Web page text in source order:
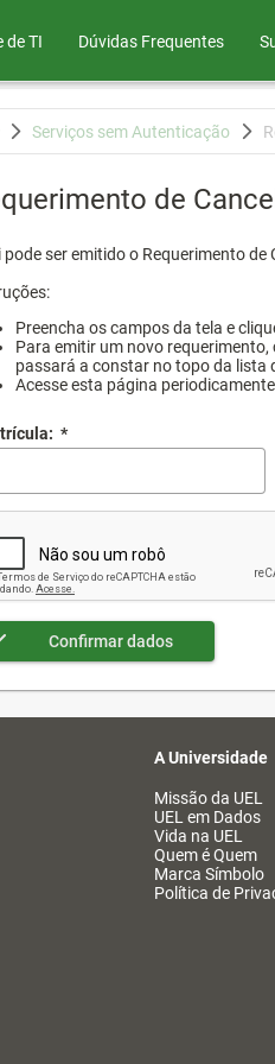
de TI Dúvidas Frequentes
Serviços sem Autenticação
de
pode ser emitido o Requerimento
Preencha os campos da tela e
Para emitir um novo requerimento,
passará a constar no topo da lista
Acesse esta página
*
Confirmar dados
A Universidade
Missão da UEL
UEL em Dados
Vida na UEL
Quem é Quem
Marca Símbolo
Política de